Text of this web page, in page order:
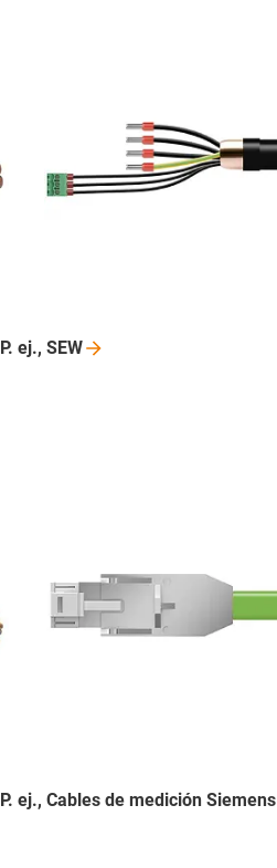
P. ej., SEW
P. ej., Cables de medición Siemens